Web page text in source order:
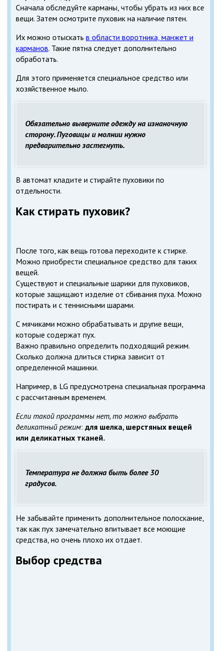
Сначала обследуйте карманы, чтобы убрать из них все
вещи. Затем осмотрите пуховик на наличие пятен.
Их можно отыскать в области воротника, манжет и
карманов. Такие пятна следует дополнительно
обработать.
Для этого применяется специальное средство или
хозяйственное мыло.
Обязательно выверните одежду на изнаночную
сторону. Пуговицы и молнии нужно
предварительно застегнуть.
В автомат кладите и стирайте пуховики по
отдельности.
Как стирать пуховик?
После того, как вещь готова переходите к стирке.
Можно приобрести специальное средство для таких
вещей.
Существуют и специальные шарики для пуховиков,
которые защищают изделие от сбивания пуха. Можно
постирать и с теннисными шарами.
С мячиками можно обрабатывать и другие вещи,
которые содержат пух.
Важно правильно определить подходящий режим.
Сколько должна длиться стирка зависит от
определенной машинки.
Например, в LG предусмотрена специальная программа
с рассчитанным временем.
Если такой программы нет, то можно выбрать
деликатный режим: для шелка, шерстяных вещей
или деликатных тканей.
Температура не должна быть более 30
градусов.
Не забывайте применить дополнительное полоскание,
так как пух замечательно впитывает все моющие
средства, но очень плохо их отдает.
Выбор средства